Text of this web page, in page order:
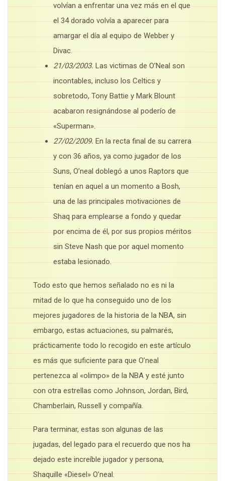
volvían a enfrentar una vez más en el que
el 34 dorado volvía a aparecer para
amargar el día al equipo de Webber y
Divac.
21/03/2003. Las victimas de O’Neal son
incontables, incluso los Celtics y
sobretodo, Tony Battie y Mark Blount
acabaron resignándose al poderío de
«Superman».
27/02/2009. En la recta final de su carrera
y con 36 años, ya como jugador de los
Suns, O’neal doblegó a unos Raptors que
tenían en aquel a un momento a Bosh,
una de las principales motivaciones de
Shaq para emplearse a fondo y quedar
por encima de él, por sus propios méritos
sin Steve Nash que por aquel momento
estaba lesionado.
Todo esto que hemos señalado no es ni la
mitad de lo que ha conseguido uno de los
mejores jugadores de la historia de la NBA, sin
embargo, estas actuaciones, su palmarés,
prácticamente todo lo recogido en este artículo
es más que suficiente para que O’neal
pertenezca al «olimpo» de la NBA y esté junto
con otra estrellas como Johnson, Jordan, Bird,
Chamberlain, Russell y compañía.
Para terminar, estas son algunas de las
jugadas, del legado para el recuerdo que nos ha
dejado este increíble jugador y persona,
Shaquille «Diesel» O’neal.